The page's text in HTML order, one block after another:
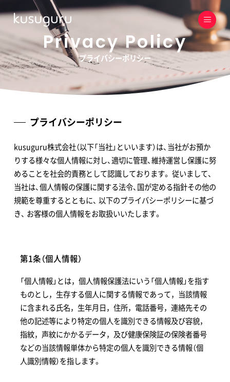
Privacy Policy
プライバシーポリシー
プライバシーポリシー
kusuguru株式会社（以下「当社」といいます）は、当社がお預か
りする様々な個人情報に対し、適切に管理、維持運営し保護に努
めることを社会的責務として認識しております。 従いまして、
当社は、個人情報の保護に関する法令、国が定める指針その他の
規範を尊重するとともに、 以下のプライバシーポリシーに基づ
き、 お客様の個人情報をお取扱いいたします。
第1条（個人情報）
「個人情報」とは，個人情報保護法にいう「個人情報」を指す
ものとし，生存する個人に関する情報であって，当該情報
に含まれる氏名，生年月日，住所，電話番号，連絡先その
他の記述等により特定の個人を識別できる情報及び容貌，
指紋，声紋にかかるデータ，及び健康保険証の保険者番号
などの当該情報単体から特定の個人を識別できる情報（個
人識別情報）を指します。